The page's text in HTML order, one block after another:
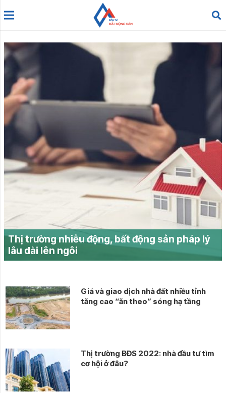
Thị trường nhiễu động, bất động sản pháp lý
lâu dài lên ngôi
Giá và giao dịch nhà đất nhiều tỉnh
tăng cao “ăn theo” sóng hạ tầng
Thị trường BĐS 2022: nhà đầu tư tìm
cơ hội ở đâu?